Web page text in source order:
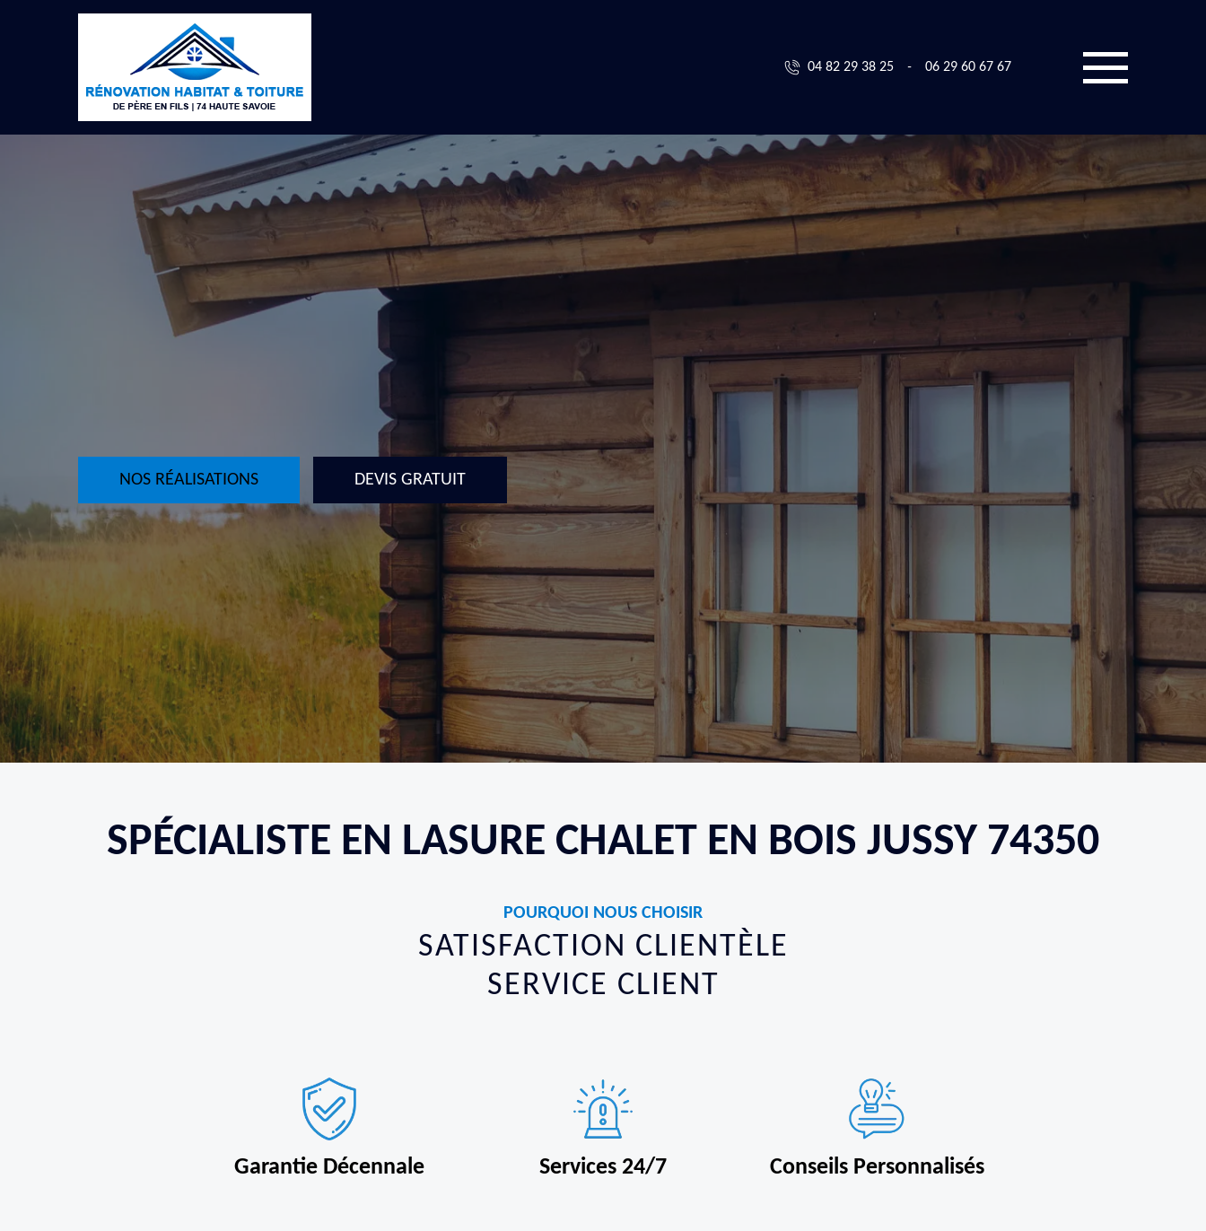
04 82 29 38 25 - 06 29 60 67 67
NOS RÉALISATIONS DEVIS GRATUIT
SPÉCIALISTE EN LASURE CHALET EN BOIS JUSSY 74350
POURQUOI NOUS CHOISIR
SATISFACTION CLIENTÈLE
SERVICE CLIENT
Garantie Décennale Services 24/7 Conseils Personnalisés